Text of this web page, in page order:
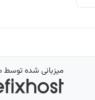
میزبانی شده توسط